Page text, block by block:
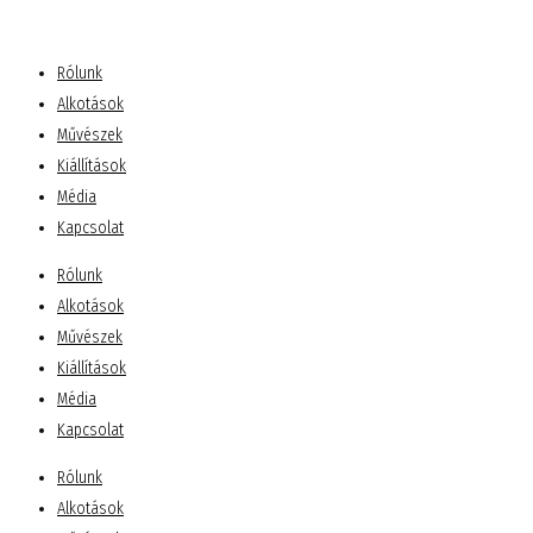
Rólunk
Alkotások
Művészek
Kiállítások
Média
Kapcsolat
Rólunk
Alkotások
Művészek
Kiállítások
Média
Kapcsolat
Rólunk
Alkotások